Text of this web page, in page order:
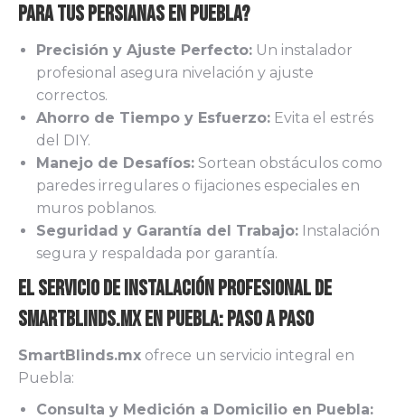
para tus Persianas en Puebla?
Precisión y Ajuste Perfecto: Un instalador
profesional asegura nivelación y ajuste
correctos.
Ahorro de Tiempo y Esfuerzo: Evita el estrés
del DIY.
Manejo de Desafíos: Sortean obstáculos como
paredes irregulares o fijaciones especiales en
muros poblanos.
Seguridad y Garantía del Trabajo: Instalación
segura y respaldada por garantía.
El Servicio de Instalación Profesional de
Smartblinds.mx en Puebla: Paso a Paso
SmartBlinds.mx ofrece un servicio integral en
Puebla:
Consulta y Medición a Domicilio en Puebla: